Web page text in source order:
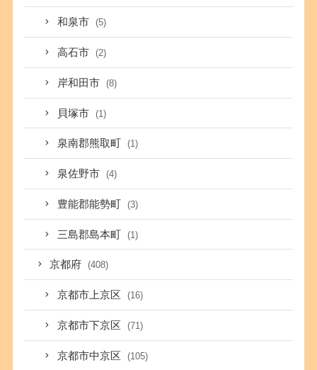
和泉市 (5)
高石市 (2)
岸和田市 (8)
貝塚市 (1)
泉南郡熊取町 (1)
泉佐野市 (4)
豊能郡能勢町 (3)
三島郡島本町 (1)
京都府 (408)
京都市上京区 (16)
京都市下京区 (71)
京都市中京区 (105)